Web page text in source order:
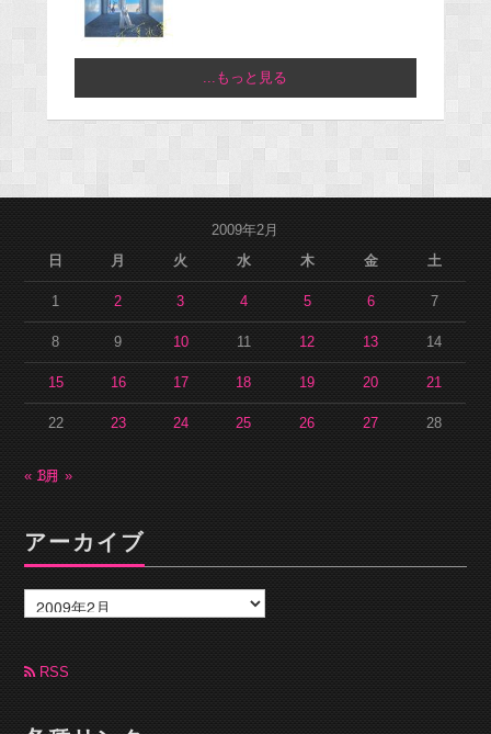
...もっと見る
2009年2月
日
月 火 水 木 金 土
1 2 3 4 5 6 7
8 9 10 11 12 13 14
15 16 17 18 19 20 21
22 23 24 25 26 27 28
« 1月3月 »
アーカイブ
ー
カ
ブ
RSS